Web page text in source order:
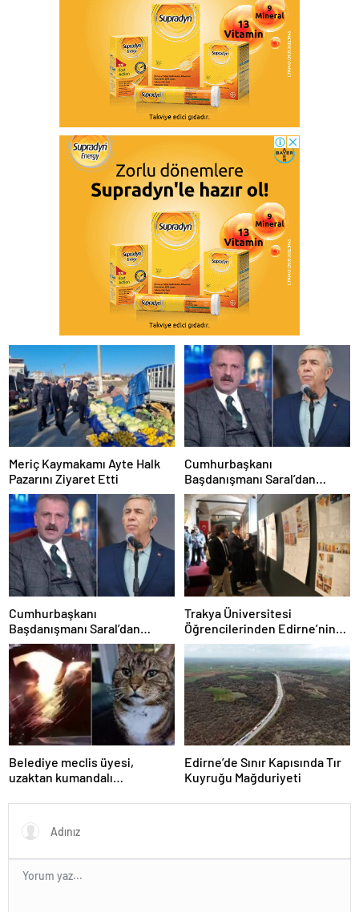
Meriç Kaymakamı Ayte Halk
Pazarını Ziyaret Etti
Cumhurbaşkanı
Başdanışmanı Saral’dan
gündem yaratacak Mansur
Yavaş iddiası
Cumhurbaşkanı
Başdanışmanı Saral’dan
gündem yaratacak Mansur
Yavaş iddiası
Trakya Üniversitesi
Öğrencilerinden Edirne’nin
Geleneksel Konutlarına
Rölöve ve Restorasyon
Projesi
Belediye meclis üyesi,
uzaktan kumandalı
uçurmaya çalıştı
Edirne’de Sınır Kapısında Tır
Kuyruğu Mağduriyeti